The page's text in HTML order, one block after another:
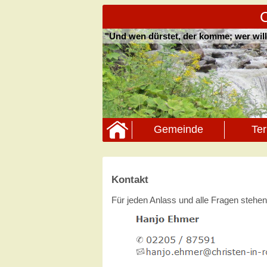
"Und wen dürstet, der komme; wer
Gemeinde
Kontakt
Für jeden Anlass und alle Fragen